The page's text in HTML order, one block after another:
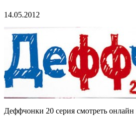
14.05.2012
Деффчонки 20 серия смотреть